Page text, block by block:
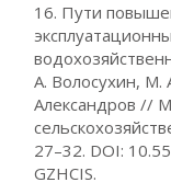
16. Пути
А. Волосухин, М.
Александров //
27–32. DOI:
GZHCIS.